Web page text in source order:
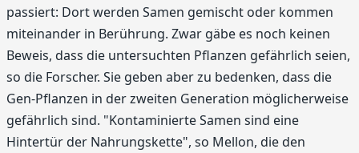
passiert: Dort werden Samen gemischt oder kommen
miteinander in Berührung. Zwar gäbe es noch keinen
Beweis, dass die untersuchten Pflanzen gefährlich seien,
so die Forscher. Sie geben aber zu bedenken, dass die
Gen-Pflanzen in der zweiten Generation möglicherweise
gefährlich sind. "Kontaminierte Samen sind eine
Hintertür der Nahrungskette", so Mellon, die den